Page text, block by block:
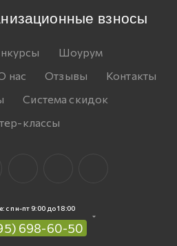
взносы
Шоурум
нас Отзывы
Контакты
Система скидок
классы
c пн-пт 9:00 до 18:00
698-60-50